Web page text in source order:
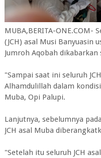
MUBA,BERITA-ONE.COM-
(JCH) asal Musi Banyuasin
Jumroh Aqobah
"Sampai saat ini seluruh
Alhamdulillah dalam
Muba, Opi Palupi.
Lanjutnya, sebelumnya
JCH asal Muba
"Setelah itu seluruh JCH